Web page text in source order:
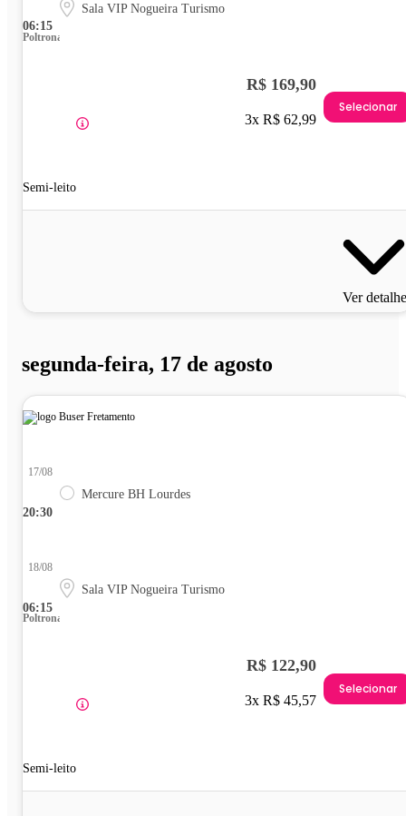
06:15
Sala VIP Nogueira Turismo
Poltrona
Semi-leito
R$ 169,90
3x R$ 62,99
Selecionar
Ver
segunda-feira, 17 de agosto
20:30
17/08
Mercure BH Lourdes
06:15
18/08
Sala VIP Nogueira Turismo
Poltrona
Semi-leito
R$ 122,90
3x R$ 45,57
Selecionar